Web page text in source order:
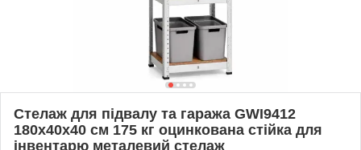
Стелаж для підвалу та гаража GWI9412
180x40x40 см 175 кг оцинкована стійка для
інвентарю металевий стелаж